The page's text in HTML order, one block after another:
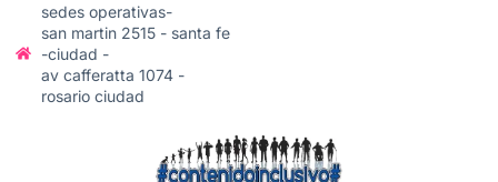
sedes operativas-
san martin 2515 - santa fe
-ciudad -
av cafferatta 1074 -
rosario ciudad